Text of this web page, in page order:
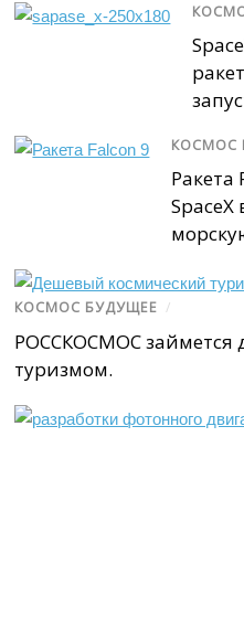
КОСМОС
Ракета
SpaceX
КОСМОС БУДУЩЕЕ /
РОССКОСМОС займется
туризмом.